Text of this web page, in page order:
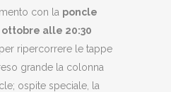
con la poncle
ottobre alle 20:30
, per ripercorrere le tappe
grande la colonna
ospite speciale, la